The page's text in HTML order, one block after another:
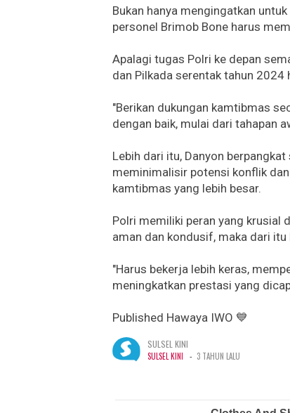
Bukan hanya mengingatkan
personel Brimob Bone harus
Apalagi tugas Polri ke depan
dan Pilkada serentak tahun
"Berikan dukungan kamtibmas
dengan baik, mulai dari tahapan
Lebih dari itu, Danyon
meminimalisir potensi konflik
kamtibmas yang lebih besar.
Polri memiliki peran yang krusial
aman dan kondusif, maka dari
"Harus bekerja lebih keras,
meningkatkan prestasi yang
Published Hawaya IWO 💙
SULSEL KINI
SULSEL KINI - 3 TAHUN LALU